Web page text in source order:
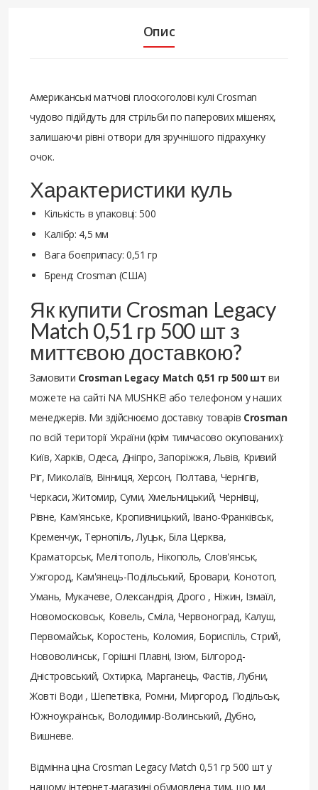
Опис
Американські матчові плоскоголові кулі Crosman
чудово підійдуть для стрільби по паперових мішенях,
залишаючи рівні отвори для зручнішого підрахунку
очок.
Характеристики куль
Кількість в упаковці: 500
Калібр: 4,5 мм
Вага боєприпасу: 0,51 гр
Бренд: Crosman (США)
Як купити Crosman Legacy
Match 0,51 гр 500 шт з
миттєвою доставкою?
Замовити Crosman Legacy Match 0,51 гр 500 шт ви
можете на сайті NA MUSHKE! або телефоном у наших
менеджерів. Ми здійснюємо доставку товарів Crosman
по всій території України (крім тимчасово окупованих):
Київ, Харків, Одеса, Дніпро, Запоріжжя, Львів, Кривий
Ріг, Миколаїв, Вінниця, Херсон, Полтава, Чернігів,
Черкаси, Житомир, Суми, Хмельницький, Чернівці,
Рівне, Кам'янське, Кропивницький, Івано-Франківськ,
Кременчук, Тернопіль, Луцьк, Біла Церква,
Краматорськ, Мелітополь, Нікополь, Слов'янськ,
Ужгород, Кам'янець-Подільський, Бровари, Конотоп,
Умань, Мукачеве, Олександрія, Дрого , Ніжин, Ізмаїл,
Новомосковськ, Ковель, Сміла, Червоноград, Калуш,
Первомайськ, Коростень, Коломия, Бориспіль, Стрий,
Нововолинськ, Горішні Плавні, Ізюм, Білгород-
Дністровський, Охтирка, Марганець, Фастів, Лубни,
Жовті Води , Шепетівка, Ромни, Миргород, Подільськ,
Южноукраїнськ, Володимир-Волинський, Дубно,
Вишневе.
Відмінна ціна Crosman Legacy Match 0,51 гр 500 шт у
нашому інтернет-магазині обумовлена ​​тим, що ми